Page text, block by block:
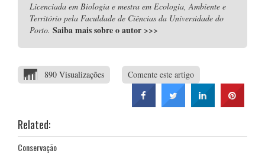
Licenciada em Biologia e mestra em Ecologia, Ambiente e
Território pela Faculdade de Ciências da Universidade do
Porto. Saiba mais sobre o autor >>>
890 Visualizações Comente este artigo
Related:
Conservação